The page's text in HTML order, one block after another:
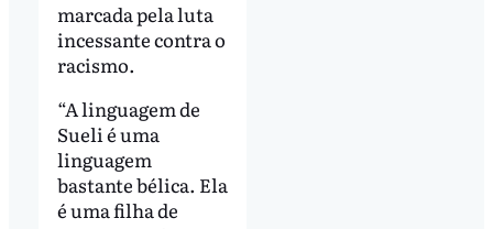
marcada pela luta
incessante contra o
racismo.
“A linguagem de
Sueli é uma
linguagem
bastante bélica. Ela
é uma filha de